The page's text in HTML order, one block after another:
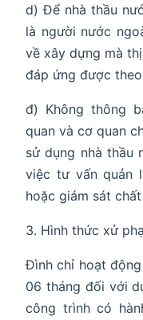
d) Để nhà thầu
là người nước
về xây dựng mà
đáp ứng được
đ) Không thông
quan và cơ quan
sử dụng nhà thầu
việc tư vấn quản
hoặc giám sát
3. Hình thức xử
Đình chỉ hoạt
06 tháng đối với
công trình có